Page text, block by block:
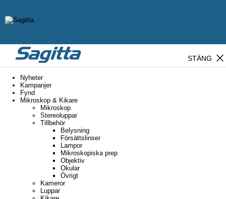
close
STÄNG
Nyheter
Kampanjer
Fynd
Mikroskop & Kikare
Mikroskop
Stereoluppar
Tillbehör
Belysning
Försättslinser
Lampor
Mikroskopiska prep
Objektiv
Okular
Övrigt
Kameror
Luppar